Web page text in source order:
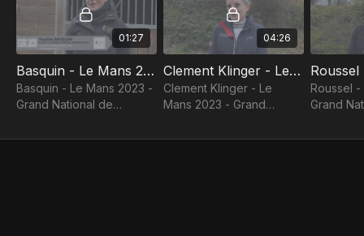
01:27
Basquin - Le Mans 2023 - Grand National de Dressage - Interview
Basquin - Le Mans 2023 -
Grand National de
04:26
Clement Klinger - Le Mans 2023 - Grand National de Dressage - Interview
Clement Klinger - Le
Mans 2023 - Grand
Interview
Roussel
Grand